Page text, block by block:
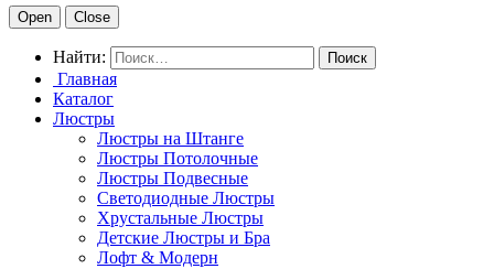
Open Close
Найти:
Главная
Каталог
Люстры
Люстры на Штанге
Люстры Потолочные
Люстры Подвесные
Светодиодные Люстры
Хрустальные Люстры
Детские Люстры и Бра
Лофт & Модерн